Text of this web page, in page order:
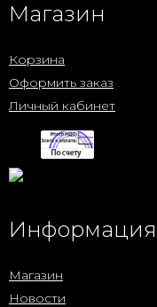
Магазин
Корзина
Оформить заказ
Личный кабинет
Информация
Магазин
Новости